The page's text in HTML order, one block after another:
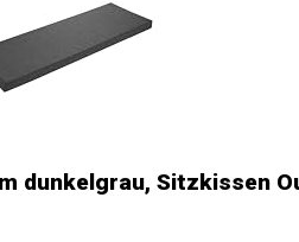
dunkelgrau, Sitzkissen